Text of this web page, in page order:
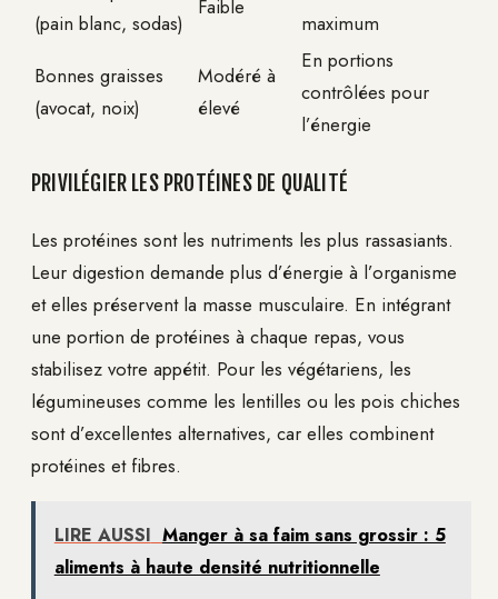
(pain blanc, sodas)
Faible
maximum
Bonnes graisses
(avocat, noix)
Modéré à
élevé
En portions
contrôlées pour
l’énergie
PRIVILÉGIER LES PROTÉINES DE QUALITÉ
Les protéines sont les nutriments les plus rassasiants.
Leur digestion demande plus d’énergie à l’organisme
et elles préservent la masse musculaire. En intégrant
une portion de protéines à chaque repas, vous
stabilisez votre appétit. Pour les végétariens, les
légumineuses comme les lentilles ou les pois chiches
sont d’excellentes alternatives, car elles combinent
protéines et fibres.
LIRE AUSSI Manger à sa faim sans grossir : 5
aliments à haute densité nutritionnelle